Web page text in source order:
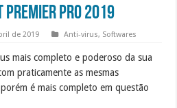
PRO 2019
de 2019 Anti-virus, Softwares
mais completo e poderoso da sua
praticamente as mesmas
é mais completo em questão